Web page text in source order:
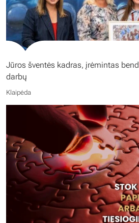
Jūros šventės kadras, įrėmintas
darbų
Klaipėda